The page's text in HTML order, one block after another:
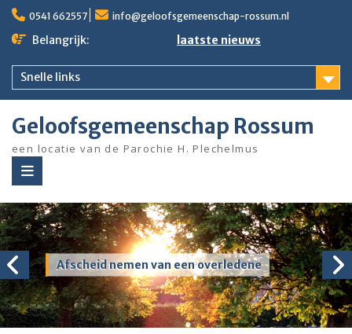
Ga
naar
0541 662557 info@geloofsgemeenschap-rossum.nl
Belangrijk: laatste nieuws
Snelle links
Geloofsgemeenschap Rossum
een locatie van de Parochie H. Plechelmus
Afscheid nemen van een overledene